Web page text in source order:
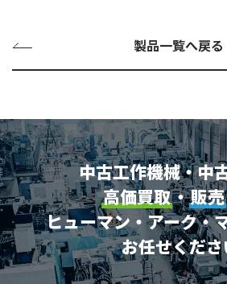
製品一覧へ戻る
中古工作機械・中
高価買取・販売
ヒューマン・アーク・
お任せくだ